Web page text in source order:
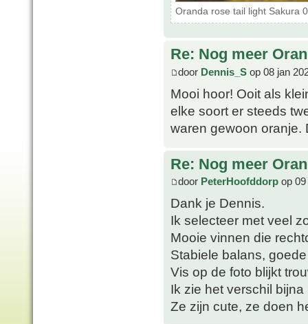
Oranda rose tail light Sakura
Re: Nog meer
door Dennis_S op 08 jan
Mooi hoor! Ooit als
elke soort er steeds
waren gewoon oranje.
Re: Nog meer
door PeterHoofddorp op
Dank je Dennis.
Ik selecteer met veel
Mooie vinnen die
Stabiele balans,
Vis op de foto blijkt
Ik zie het verschil
Ze zijn cute, ze doen